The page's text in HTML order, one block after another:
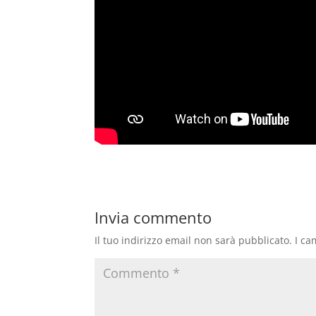
Invia commento
Il tuo indirizzo email non sarà pubblicato. I